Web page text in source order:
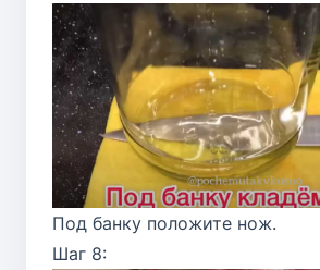
Под банку положите нож.
Шаг 8: